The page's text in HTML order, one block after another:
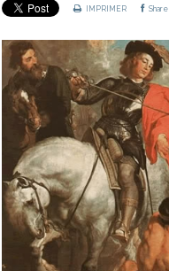
IMPRIMER Share